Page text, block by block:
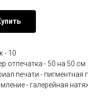
- 10
отпечатка - 50 на 50 см
печати - пигментная
- галерейная